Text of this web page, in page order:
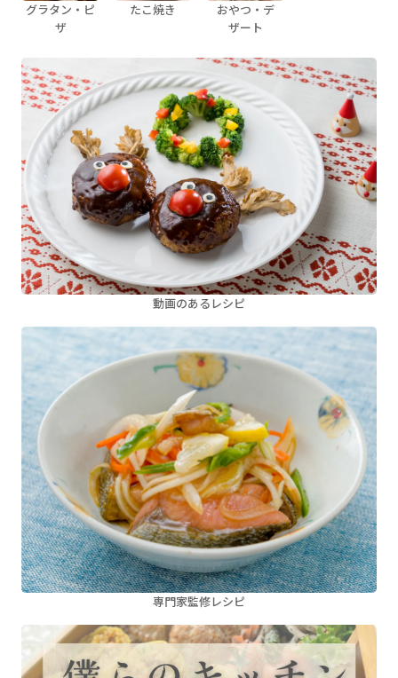
グラタン・ピ
ザ
たこ焼き
おやつ・デ
ザート
動画のあるレシピ
専門家監修レシピ